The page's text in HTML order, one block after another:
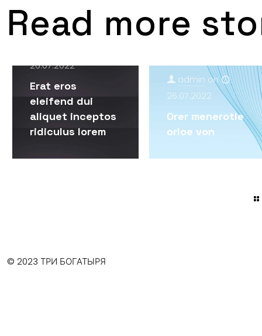
Read more
26.07.2022
Erat eros
eleifend dui
aliquet inceptos
ridiculus lorem
admin on
26.07.2022
Orer menerotle
orloe von
© 2023 ТРИ БОГАТЫРЯ